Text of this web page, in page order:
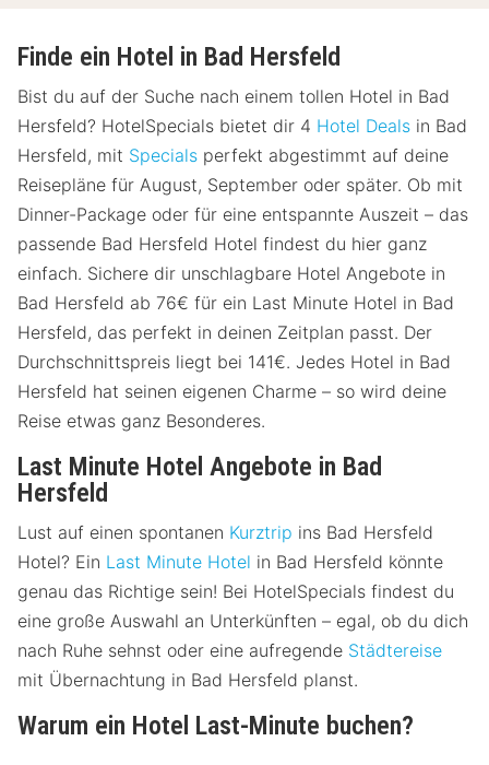
Finde ein Hotel in Bad Hersfeld
Bist du auf der Suche nach einem tollen Hotel in Bad
Hersfeld? HotelSpecials bietet dir 4 Hotel Deals in Bad
Hersfeld, mit Specials perfekt abgestimmt auf deine
Reisepläne für August, September oder später. Ob mit
Dinner-Package oder für eine entspannte Auszeit – das
passende Bad Hersfeld Hotel findest du hier ganz
einfach. Sichere dir unschlagbare Hotel Angebote in
Bad Hersfeld ab 76€ für ein Last Minute Hotel in Bad
Hersfeld, das perfekt in deinen Zeitplan passt. Der
Durchschnittspreis liegt bei 141€. Jedes Hotel in Bad
Hersfeld hat seinen eigenen Charme – so wird deine
Reise etwas ganz Besonderes.
Last Minute Hotel Angebote in Bad
Hersfeld
Lust auf einen spontanen Kurztrip ins Bad Hersfeld
Hotel? Ein Last Minute Hotel in Bad Hersfeld könnte
genau das Richtige sein! Bei HotelSpecials findest du
eine große Auswahl an Unterkünften – egal, ob du dich
nach Ruhe sehnst oder eine aufregende Städtereise
mit Übernachtung in Bad Hersfeld planst.
Warum ein Hotel Last-Minute buchen?